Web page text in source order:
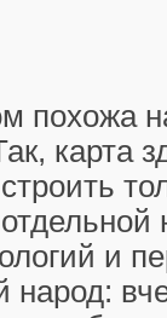
похожа
карта
и